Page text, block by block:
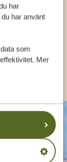
har
har använt
som
Mer